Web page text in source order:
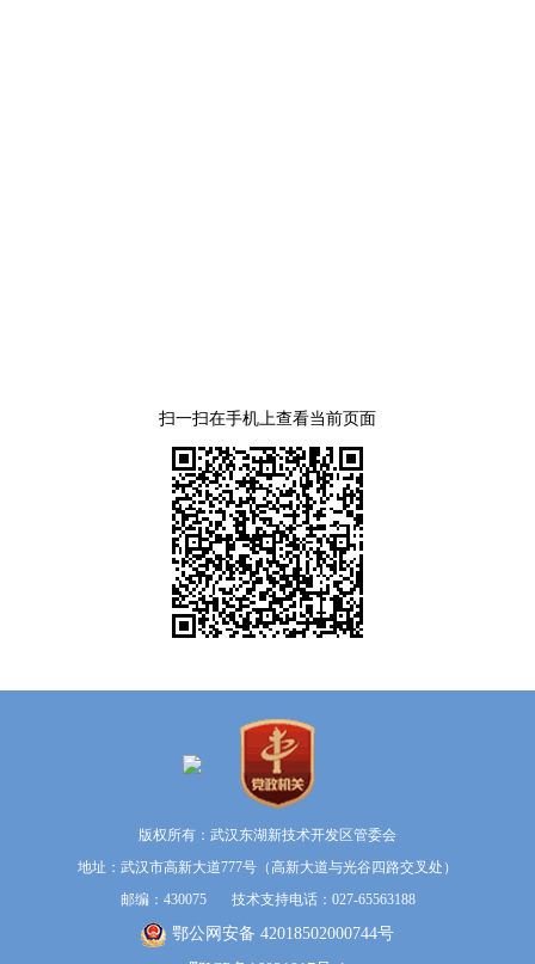
扫一扫在手机上查看当前页面
版权所有：武汉东湖新技术开发区管委会
地址：武汉市高新大道777号（高新大道与光谷四路交叉处）
邮编：430075 技术支持电话：027-65563188
鄂公网安备 42018502000744号